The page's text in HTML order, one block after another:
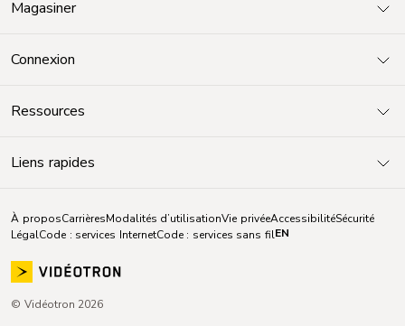
Magasiner
Connexion
Ressources
Liens rapides
© Vidéotron 2026
À proposCarrièresModalités d’utilisationVie privéeAccessibilitéSécurité
LégalCode : services InternetCode : services sans filEN